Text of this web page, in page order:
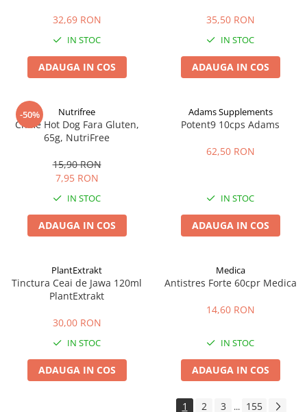
32,69 RON
IN STOC
ADAUGA IN COS
35,50 RON
IN STOC
ADAUGA IN COS
-50% Nutrifree
Chifle Hot Dog Fara Gluten,
65g, NutriFree
15,90 RON
7,95 RON
IN STOC
ADAUGA IN COS
Adams Supplements
Potent9 10cps Adams
62,50 RON
IN STOC
ADAUGA IN COS
PlantExtrakt
Tinctura Ceai de Jawa 120ml
PlantExtrakt
30,00 RON
IN STOC
ADAUGA IN COS
Medica
Antistres Forte 60cpr Medica
14,60 RON
IN STOC
ADAUGA IN COS
1 2 3 ... 155